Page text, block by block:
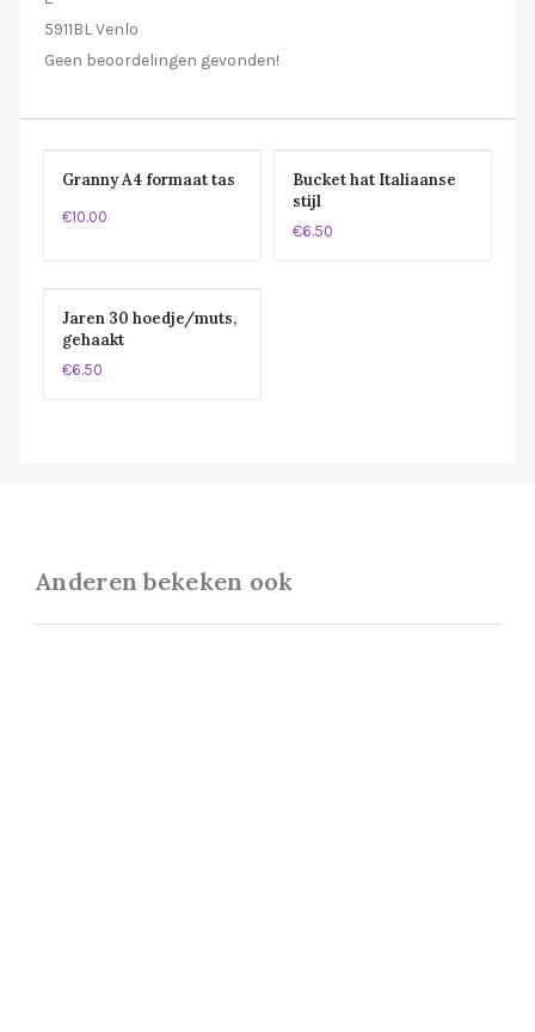
5911BL Venlo
Geen beoordelingen gevonden!
Granny A4 formaat tas
€10.00
Bucket hat Italiaanse
stijl
€6.50
Jaren 30 hoedje/muts,
gehaakt
€6.50
Anderen bekeken ook